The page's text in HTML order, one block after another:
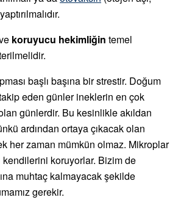
koruyucu hekimliğin temel
başlı başına bir strestir. Doğum
eden günler ineklerin en çok
günlerdir. Bu kesinlikle akıldan
ardından ortaya çıkacak olan
her zaman mümkün olmaz. Mikroplar
kendilerini koruyorlar. Bizim de
muhtaç kalmayacak şekilde
gerekir.